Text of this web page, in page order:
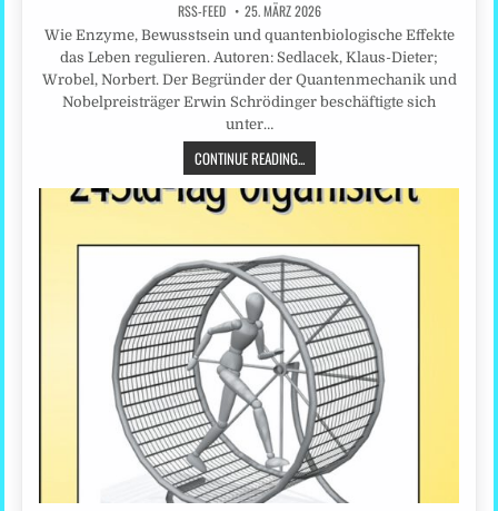
RSS-FEED 25. MÄRZ 2026
Wie Enzyme, Bewusstsein und quantenbiologische Effekte
das Leben regulieren. Autoren: Sedlacek, Klaus-Dieter;
Wrobel, Norbert. Der Begründer der Quantenmechanik und
Nobelpreisträger Erwin Schrödinger beschäftigte sich
unter…
CONTINUE READING...